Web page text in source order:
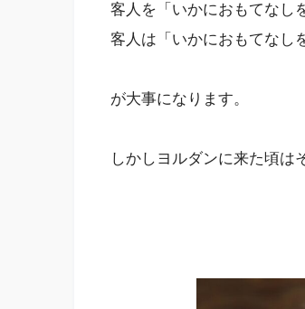
客人を「いかにおもてなし
客人は「いかにおもてなし
が大事になります。
しかしヨルダンに来た頃は